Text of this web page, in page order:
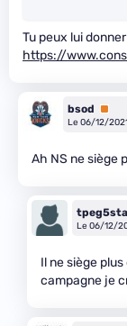
Tu peux lui
https://
bsod
Le 06/12/
Ah NS ne siège
Le 06/12/
Il ne siège
campagne je